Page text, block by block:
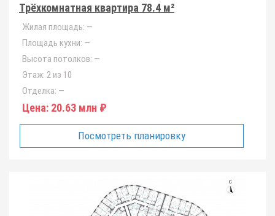
Трёхкомнатная квартира 78.4 м²
Жилая площадь: —
Площадь кухни: —
Высота потолков: —
Этаж: 2 из 10
Отделка: —
Цена: 20.63 млн ₽
Посмотреть планировку